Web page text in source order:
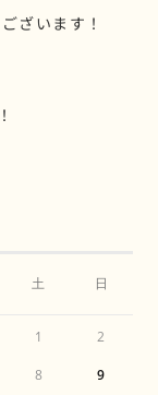
ざいます！
土 日
1 2
8 9